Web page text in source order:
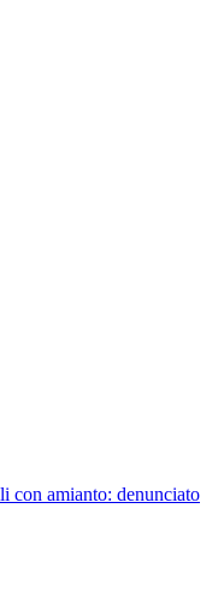
con amianto: denunciato